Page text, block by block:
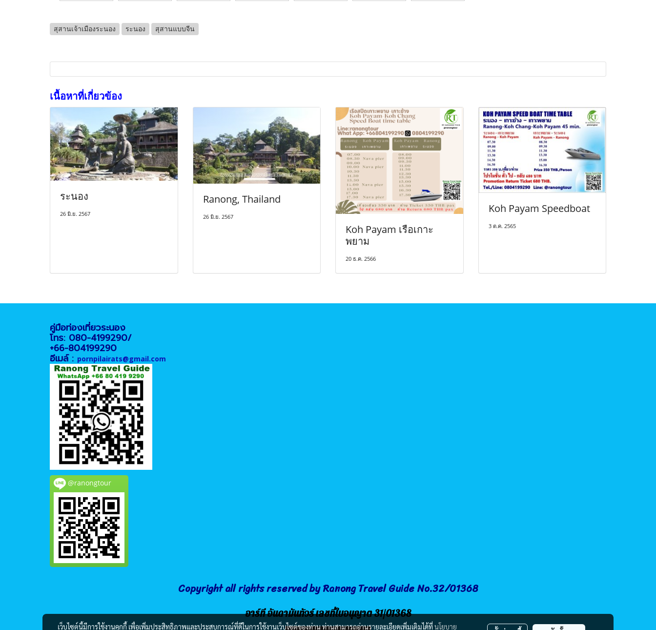
สุสานเจ้าเมืองระนอง ระนอง สุสานแบบจีน
เนื้อหาที่เกี่ยวข้อง
ระนอง
26 มิ.ย. 2567
Ranong, Thailand
26 มิ.ย. 2567
Koh Payam เรือเกาะ
พยาม
20 ธ.ค. 2566
Koh Payam Speedboat
3 ต.ค. 2565
คู่มือท่องเที่ยวระนอง
โทร: 080-4199290/
+66-804199290
อีเมล์ : pornpilairats@gmail.com
@ranongtour
Copyright all rights reserved by Ranong Travel Guide No.32/01368
อาร์ที อันดามันทัวร์ เลขที่ใบอนุญาต 31/01368
เว็บไซต์นี้มีการใช้งานคุกกี้ เพื่อเพิ่มประสิทธิภาพและประสบการณ์ที่ดีในการใช้งานเว็บไซต์ของท่าน ท่านสามารถอ่านรายละเอียดเพิ่มเติมได้ที่นโยบาย